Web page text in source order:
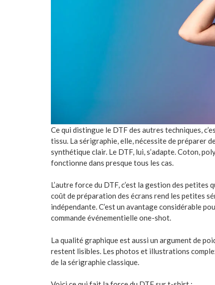
Ce qui distingue le DTF des autres techniques,
tissu. La sérigraphie, elle, nécessite de préparer
synthétique clair. Le DTF, lui, s’adapte. Coton,
fonctionne dans presque tous les cas.
L’autre force du DTF, c’est la gestion des petites
coût de préparation des écrans rend les petites
indépendante. C’est un avantage considérable
commande événementielle one-shot.
La qualité graphique est aussi un argument de
restent lisibles. Les photos et illustrations
de la sérigraphie classique.